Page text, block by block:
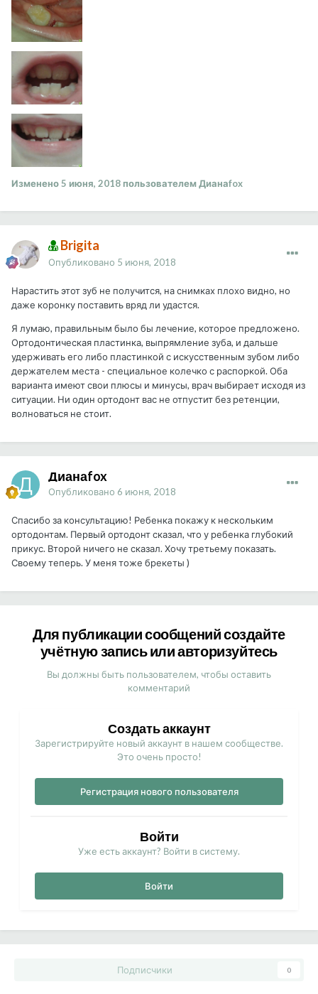
Изменено5 июня, 2018пользователем Дианаfox
Brigita
Опубликовано 5 июня, 2018
Нарастить этот зуб не получится, на снимках плохо видно, но
даже коронку поставить вряд ли удастся.
Я лумаю, правильным было бы лечение, которое предложено.
Ортодонтическая пластинка, выпрямление зуба, и дальше
удерживать его либо пластинкой с искусственным зубом либо
держателем места - специальное колечко с распоркой. Оба
варианта имеют свои плюсы и минусы, врач выбирает исходя из
ситуации. Ни один ортодонт вас не отпустит без ретенции,
волноваться не стоит.
Дианаfox
Опубликовано 6 июня, 2018
Спасибо за консультацию! Ребенка покажу к нескольким
ортодонтам. Первый ортодонт сказал, что у ребенка глубокий
прикус. Второй ничего не сказал. Хочу третьему показать.
Своему теперь. У меня тоже брекеты )
Для публикации сообщений создайте
учётную запись или авторизуйтесь
Вы должны быть пользователем, чтобы оставить
комментарий
Создать аккаунт
Зарегистрируйте новый аккаунт в нашем сообществе.
Это очень просто!
Регистрация нового пользователя
Войти
Уже есть аккаунт? Войти в систему.
Войти
Подписчики 0